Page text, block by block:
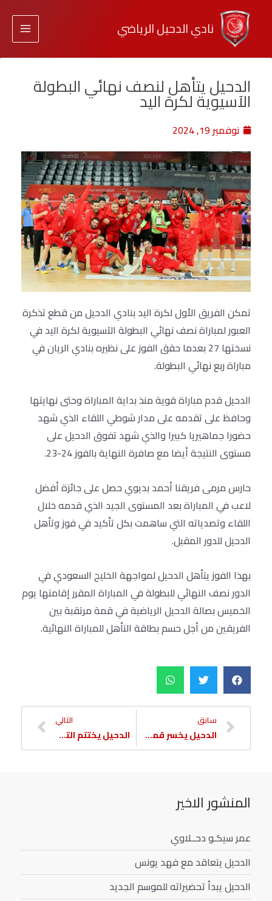
نادي الدحيل الرياضي
الدحيل يتأهل لنصف نهائي البطولة
الآسيوية لكرة اليد
نوفمبر 19, 2024
تمكن الفريق الأول لكرة اليد بنادي الدحيل من قطع تذكرة
العبور لمباراة نصف نهائي البطولة الآسيوية لكرة اليد في
نسختها 27 بعدما حقق الفوز على نظيره بنادي الريان في
مباراة ربع نهائي البطولة.
الدحيل قدم مباراة قوية منذ بداية المباراة وحتى نهايتها
وحافظ على تقدمه على مدار شوطي اللقاء الذي شهد
حضورا جماهيريا كبيرا والذي شهد تفوق الدحيل على
مستوى النتيجة أيضا مع صافرة النهاية بالفوز 24-23.
حارس مرمى فريقنا أحمد بديوي حصل على جائزة أفضل
لاعب في المباراة بعد المستوى الجيد الذي قدمه خلال
اللقاء وتصدياته التي ساهمت بكل تأكيد في فوز وتأهل
الدحيل للدور المقبل.
بهذا الفوز يتأهل الدحيل لمواجهة الخليج السعودي في
الدور نصف النهائي للبطولة في المباراة المقرر إقامتها يوم
الخميس بصالة الدحيل الرياضية في قمة مرتقبة بين
الفريقين من أجل حسم بطاقة التأهل للمباراة النهائية.
سابق
الدحيل يخسر قمة الثانية بالبطولة الآسيوية لكرة اليد لحساب الخليج
التالي
الدحيل يختتم التدريب الرئيسي استعدادا للعربي
المنشور الاخير
عمر سيكـو دحــلاوي
الدحيل يتعاقد مع فهد يونس
الدحيل يبدأ تحضيراته للموسم الجديد